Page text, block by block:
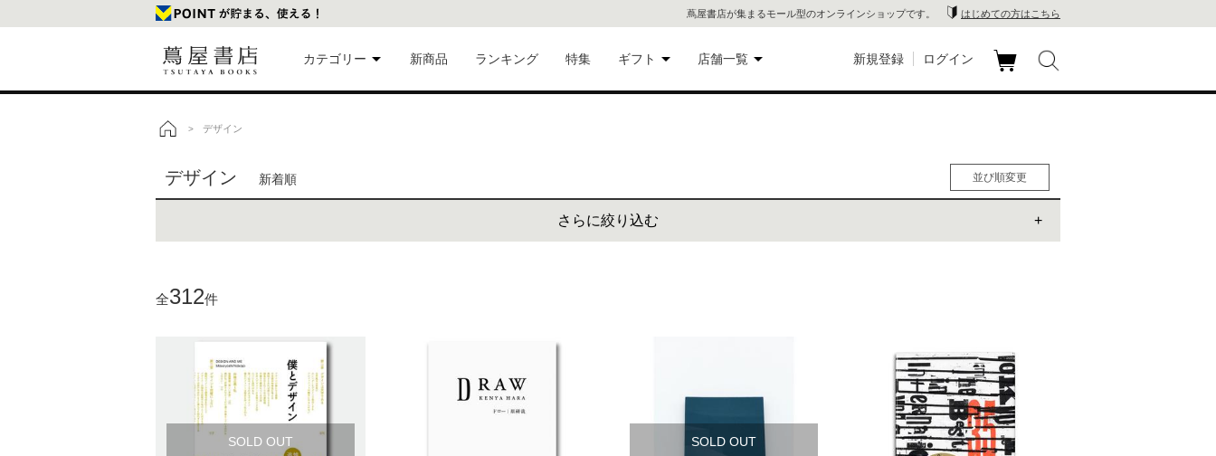
蔦屋書店が集まるモール型のオンラインショップです。 はじめての方はこちら
カテゴリー 新商品 ランキング 特集 ギフト 店舗一覧 新規登録 ログイン
> デザイン
デザイン 新着順
さらに絞り込む
全312件
並び順変更
人気順
女性人気順
SOLD OUT SOLD OUT